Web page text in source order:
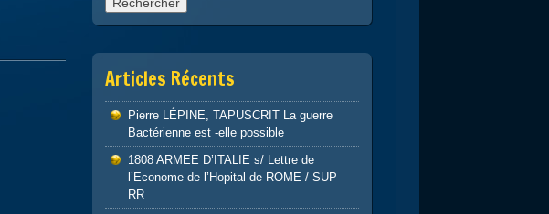
Articles Récents
Pierre LÉPINE, TAPUSCRIT La guerre
Bactérienne est -elle possible
1808 ARMEE D’ITALIE s/ Lettre de
l’Econome de l’Hopital de ROME / SUP
RR